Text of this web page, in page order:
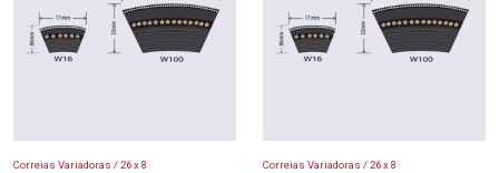
Correias Variadoras / 26 x 8 Correias Variadoras / 26 x 8